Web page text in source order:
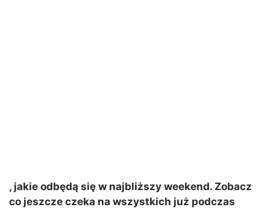
, jakie odbędą się w najbliższy weekend. Zobacz
co jeszcze czeka na wszystkich już podczas